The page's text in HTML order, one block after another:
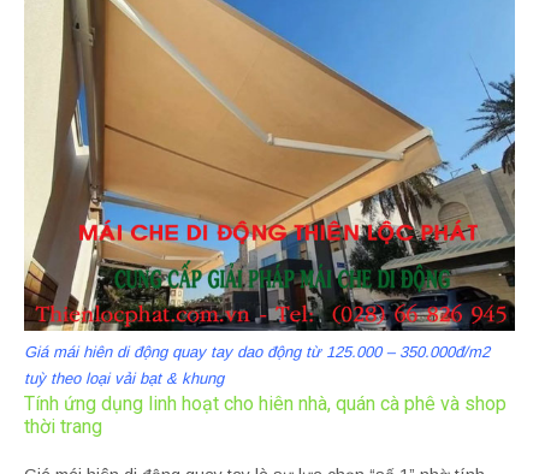
Giá mái hiên di động quay tay dao động từ 125.000 – 350.000đ/m2
tuỳ theo loại vải bạt & khung
Tính ứng dụng linh hoạt cho hiên nhà, quán cà phê và shop
thời trang